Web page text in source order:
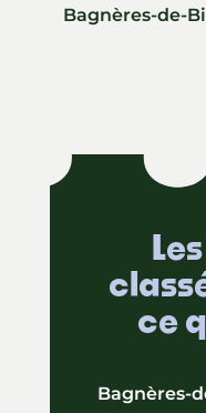
Bagnères-de-
ce
Bagnères-